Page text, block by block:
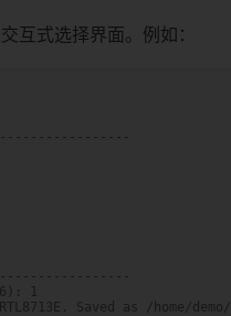
互式选择界面。例如：
1
Saved as /home/